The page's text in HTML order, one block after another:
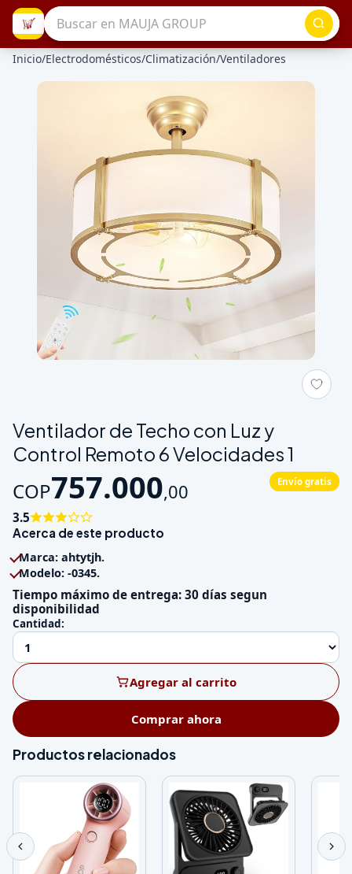
Inicio/Electrodomésticos/Climatización/Ventiladores
Ventilador de Techo con Luz y
Control Remoto 6 Velocidades 1
COP757.000,00 Envío gratis
3.5
Acerca de este producto
Marca: ahtytjh.
Modelo: -0345.
Tiempo máximo de entrega: 30 días segun
disponibilidad
Cantidad:
Agregar al carrito
Comprar ahora
Productos relacionados